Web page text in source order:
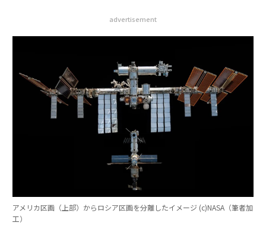
advertisement
アメリカ区画（上部）からロシア区画を分離したイメージ (c)NASA（筆者加
工）